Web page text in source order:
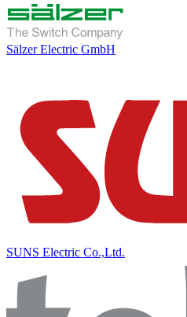
Sälzer Electric GmbH
SUNS Electric Co.,Ltd.